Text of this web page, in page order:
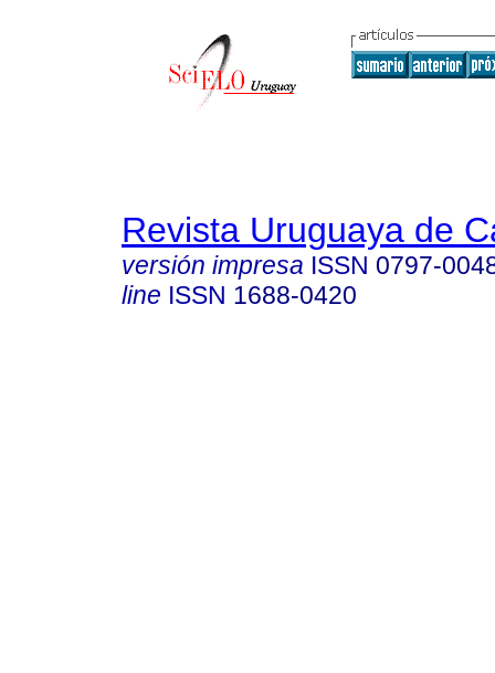
Revista Uruguaya de
versión impresa ISSN 0797-
line ISSN 1688-0420